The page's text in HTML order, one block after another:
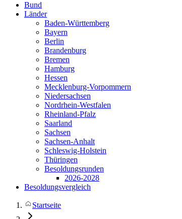
Bund
Länder
Baden-Württemberg
Bayern
Berlin
Brandenburg
Bremen
Hamburg
Hessen
Mecklenburg-Vorpommern
Niedersachsen
Nordrhein-Westfalen
Rheinland-Pfalz
Saarland
Sachsen
Sachsen-Anhalt
Schleswig-Holstein
Thüringen
Besoldungsrunden
2026-2028
Besoldungsvergleich
Startseite